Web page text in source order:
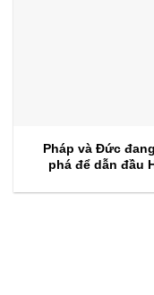
Pháp và Đức
phá để dẫn đầu